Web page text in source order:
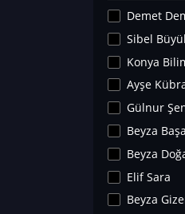
Astronomi
Noroloji
Matematik
Teknoloji
İklim
Arkeoloji
Yaşam
Merakoloji
Demet
Sibel
Konya
Ayşe
Gülnur
Beyza
Beyza
Elif Sara
Beyza